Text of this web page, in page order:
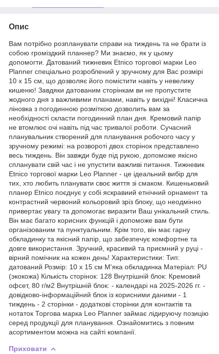
Опис
Вам потрібно розпланувати справи на тиждень та не брати із
собою громіздкий планнер? Ми знаємо, як у цьому
допомогти. Датований тижневик Etnico торгової марки Leo
Planner спеціально розроблений у зручному для Вас розмірі
10 х 15 см, що дозволяє його помістити навіть у невелику
кишеню! Завдяки датованим сторінкам ви не пропустите
жодного дня з важливими планами, навіть у вихідні! Класична
ліновка з погодинною розміткою дозволить вам за
необхідності скласти погодинний план дня. Кремовий папір
не втомлює очі навіть під час тривалої роботи. Сучасний
планувальник створений для планування робочого часу у
зручному режимі: на розвороті двох сторінок представлено
весь тиждень. Він завжди буде під рукою, допоможе якісно
спланувати свій час і не упустити важливі питання. Тижневик
Etnico торгової марки Leo Planner - це ідеальний вибір для
тих, хто любить планувати своє життя зі смаком. Кишеньковий
планер Etnico поєднує у собі яскравиий етнічний орнамент та
контрастний червоний кольоровий зріз блоку, що неодмінно
привертає увагу та допомогає виразити Ваш унікальний стиль.
Він має багато корисних функцій і допоможе вам бути
організованим та пунктуальним. Крім того, він має гарну
обкладинку та якісний папір, що забезпечує комфортне та
довге використання. Зручний, красивий та приємний у руці -
вірний помічник на кожен день! Характеристики: Тип:
датований Розмір: 10 х 15 см М'яка обкладинка Матеріал: PU
(экокожа) Кількість сторінок: 128 Внутрішній блок: Кремовий
офсет, 80 г/м2 Внутрішній блок: - календарі на 2025-2026 гг. -
довідково-інформаційний блок із корисними даними - 1
тиждень - 2 сторінки - додаткові сторінки для контактів та
нотаток Торгова марка Leo Planner займає лідируючу позицію
серед продукції для планування. Ознайомитись з повним
асортиментом можна на сайті компанії.
Приховати